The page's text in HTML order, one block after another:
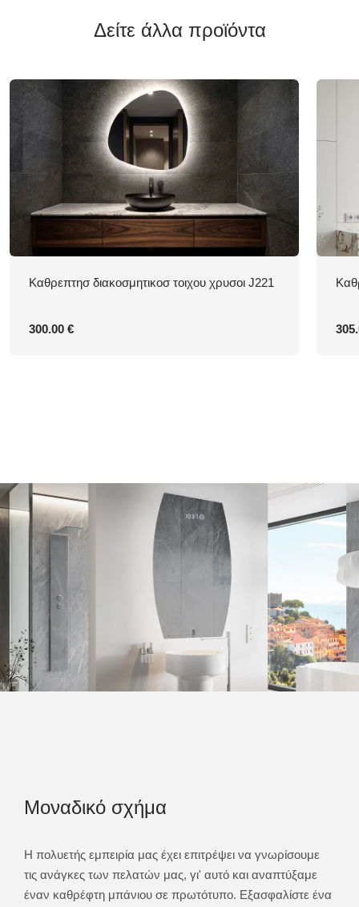
Δείτε άλλα προϊόντα
Καθρεπτησ διακοσμητικοσ τοιχου χρυσοι J221
300.00 €
Μοναδικό σχήμα
Η πολυετής εμπειρία μας έχει επιτρέψει να γνωρίσουμε
τις ανάγκες των πελατών μας, γι' αυτό και αναπτύξαμε
έναν καθρέφτη μπάνιου σε πρωτότυπο. Εξασφαλίστε ένα